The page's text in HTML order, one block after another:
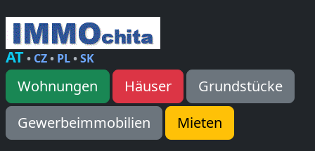
AT• CZ• PL•SK
Wohnungen Häuser
Grundstücke
Gewerbeimmobilien
Mieten